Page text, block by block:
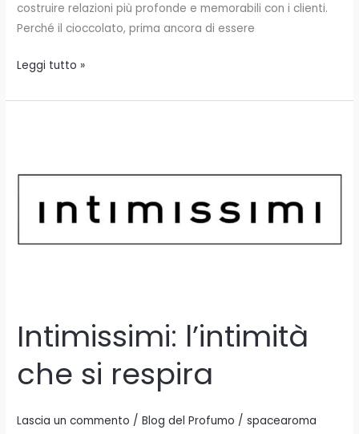
costruire relazioni più profonde e memorabili con i clienti.
Perché il cioccolato, prima ancora di essere
Leggi tutto »
Intimissimi: l’intimità
che si respira
Lascia un commento /Blog del Profumo /spacearoma
respira